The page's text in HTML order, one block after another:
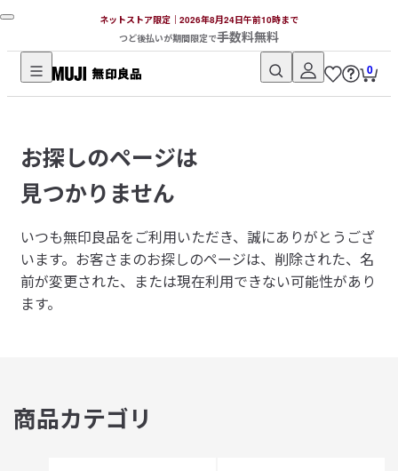
ネットストア限定｜2026年8月24日午前10時まで
つど後払いが期間限定で手数料無料
無
品
ネ
ッ
ト
ス
ト
ア
0
お探しのページは
見つかりません
いつも無印良品をご利用いただき、誠にありがとうござ
います。 お客さまのお探しのページは、削除された、名
前が変更された、または現在利用できない可能性があり
ます。
商品カテゴリ